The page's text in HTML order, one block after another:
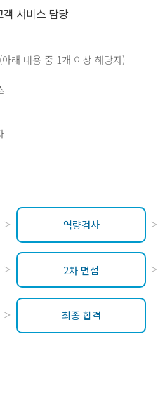
서비스 담당
래 내용 중 1개 이상 해당자)
역량검사
2차 면접
최종 합격